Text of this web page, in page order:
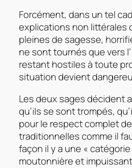
Forcément, dans un tel
explications non littérales
pleines de sagesse,
ne sont tournés que vers
restant hostiles à toute
situation devient
Les deux sages décident
qu’ils se sont trompés,
pour le respect complet
traditionnelles comme il
façon il y a une « catégorie
moutonnière et